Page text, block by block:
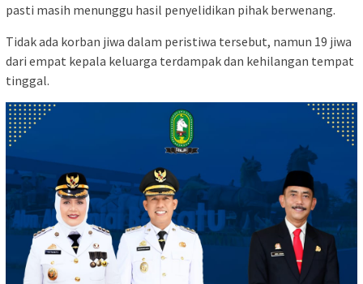
pasti masih menunggu hasil penyelidikan pihak berwenang.
Tidak ada korban jiwa dalam peristiwa tersebut, namun 19 jiwa
dari empat kepala keluarga terdampak dan kehilangan tempat
tinggal.